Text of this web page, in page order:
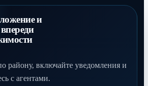
и
району, включайте уведомления и
с агентами.